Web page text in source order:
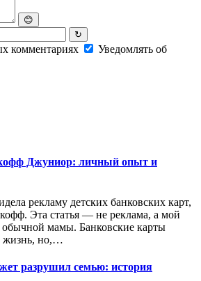
😊
↻
комментариях
Уведомлять об
Джуниор: личный опыт и
рекламу детских банковских карт,
Эта статья — не реклама, а мой
мамы. Банковские карты
жизнь, но,…
разрушил семью: история